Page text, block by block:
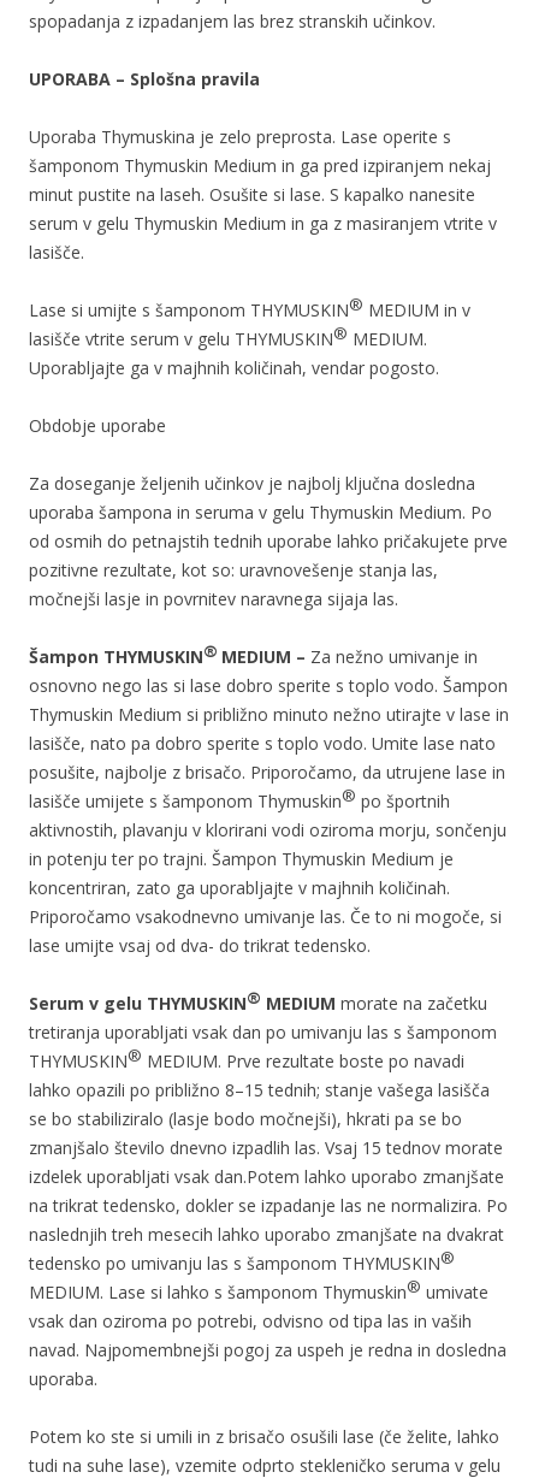
spopadanja z izpadanjem las brez stranskih učinkov.
UPORABA – Splošna pravila
Uporaba Thymuskina je zelo preprosta. Lase operite s
šamponom Thymuskin Medium in ga pred izpiranjem nekaj
minut pustite na laseh. Osušite si lase. S kapalko nanesite
serum v gelu Thymuskin Medium in ga z masiranjem vtrite v
lasišče.
Lase si umijte s šamponom THYMUSKIN® MEDIUM in v
lasišče vtrite serum v gelu THYMUSKIN® MEDIUM.
Uporabljajte ga v majhnih količinah, vendar pogosto.
Obdobje uporabe
Za doseganje željenih učinkov je najbolj ključna dosledna
uporaba šampona in seruma v gelu Thymuskin Medium. Po
od osmih do petnajstih tednih uporabe lahko pričakujete prve
pozitivne rezultate, kot so: uravnovešenje stanja las,
močnejši lasje in povrnitev naravnega sijaja las.
Šampon THYMUSKIN® MEDIUM – Za nežno umivanje in
osnovno nego las si lase dobro sperite s toplo vodo. Šampon
Thymuskin Medium si približno minuto nežno utirajte v lase in
lasišče, nato pa dobro sperite s toplo vodo. Umite lase nato
posušite, najbolje z brisačo. Priporočamo, da utrujene lase in
lasišče umijete s šamponom Thymuskin® po športnih
aktivnostih, plavanju v klorirani vodi oziroma morju, sončenju
in potenju ter po trajni. Šampon Thymuskin Medium je
koncentriran, zato ga uporabljajte v majhnih količinah.
Priporočamo vsakodnevno umivanje las. Če to ni mogoče, si
lase umijte vsaj od dva- do trikrat tedensko.
Serum v gelu THYMUSKIN® MEDIUM morate na začetku
tretiranja uporabljati vsak dan po umivanju las s šamponom
THYMUSKIN® MEDIUM. Prve rezultate boste po navadi
lahko opazili po približno 8–15 tednih; stanje vašega lasišča
se bo stabiliziralo (lasje bodo močnejši), hkrati pa se bo
zmanjšalo število dnevno izpadlih las. Vsaj 15 tednov morate
izdelek uporabljati vsak dan.Potem lahko uporabo zmanjšate
na trikrat tedensko, dokler se izpadanje las ne normalizira. Po
naslednjih treh mesecih lahko uporabo zmanjšate na dvakrat
tedensko po umivanju las s šamponom THYMUSKIN®
MEDIUM. Lase si lahko s šamponom Thymuskin® umivate
vsak dan oziroma po potrebi, odvisno od tipa las in vaših
navad. Najpomembnejši pogoj za uspeh je redna in dosledna
uporaba.
Potem ko ste si umili in z brisačo osušili lase (če želite, lahko
tudi na suhe lase), vzemite odprto stekleničko seruma v gelu